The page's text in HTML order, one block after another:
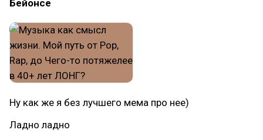
Бейонсе
Ну как же я без лучшего мема про нее)
Ладно ладно